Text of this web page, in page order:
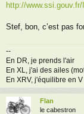
http://
Stef, bon, c’est pas
--
En DR, je prends l'air
En XL, j'ai des ailes
En XRV, j'équilibre en
Flan
le cabestron